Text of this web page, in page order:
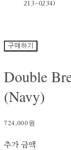
213-0234)
구매하기
Double
(Navy)
724,000원
추가 금액